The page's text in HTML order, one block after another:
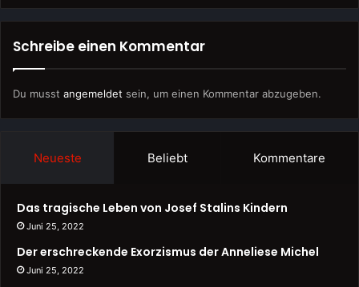
Schreibe einen Kommentar
Du musst angemeldet sein, um einen Kommentar abzugeben.
Neueste Beliebt Kommentare
Das tragische Leben von Josef Stalins Kindern
Juni 25, 2022
Der erschreckende Exorzismus der Anneliese Michel
Juni 25, 2022